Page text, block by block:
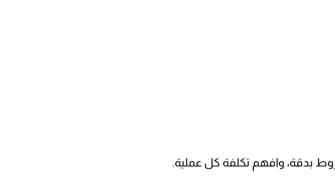
بدقة، وافهم تكلفة كل عملية.